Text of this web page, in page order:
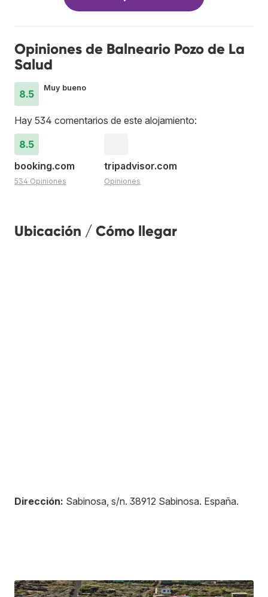
Opiniones de Balneario Pozo de La
Salud
8.5
Muy bueno
Hay 534 comentarios de este alojamiento:
8.5
booking.com
534 Opiniones
tripadvisor.com
Opiniones
Ubicación / Cómo llegar
Dirección: Sabinosa, s/n. 38912 Sabinosa. España.